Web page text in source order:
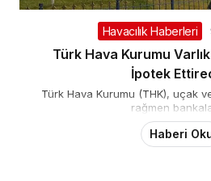
Havacılık Haberleri
Türk Hava Kurumu
İpotek
Türk Hava Kurumu (THK), uçak
rağmen
Haberi